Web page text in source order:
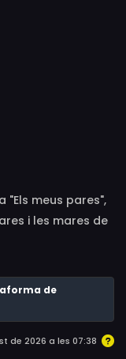
"Els meus pares",
i les mares de
de
de 2026 a les 07:38